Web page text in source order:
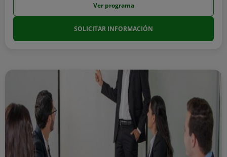
Ver programa
SOLICITAR INFORMACIÓN